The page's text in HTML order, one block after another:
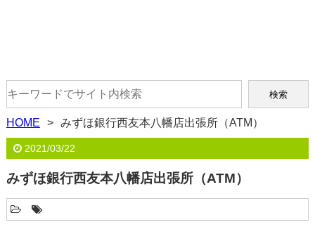
HOME みずほ銀行西友本八幡店出張所（ATM）
2021/03/22
みずほ銀行西友本八幡店出張所（ATM）